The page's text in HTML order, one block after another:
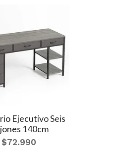
Ejecutivo Seis
140cm
$72.990